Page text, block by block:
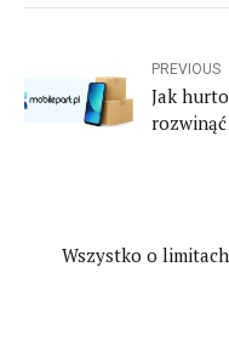
PREVIOUS
Jak
Wszystko o